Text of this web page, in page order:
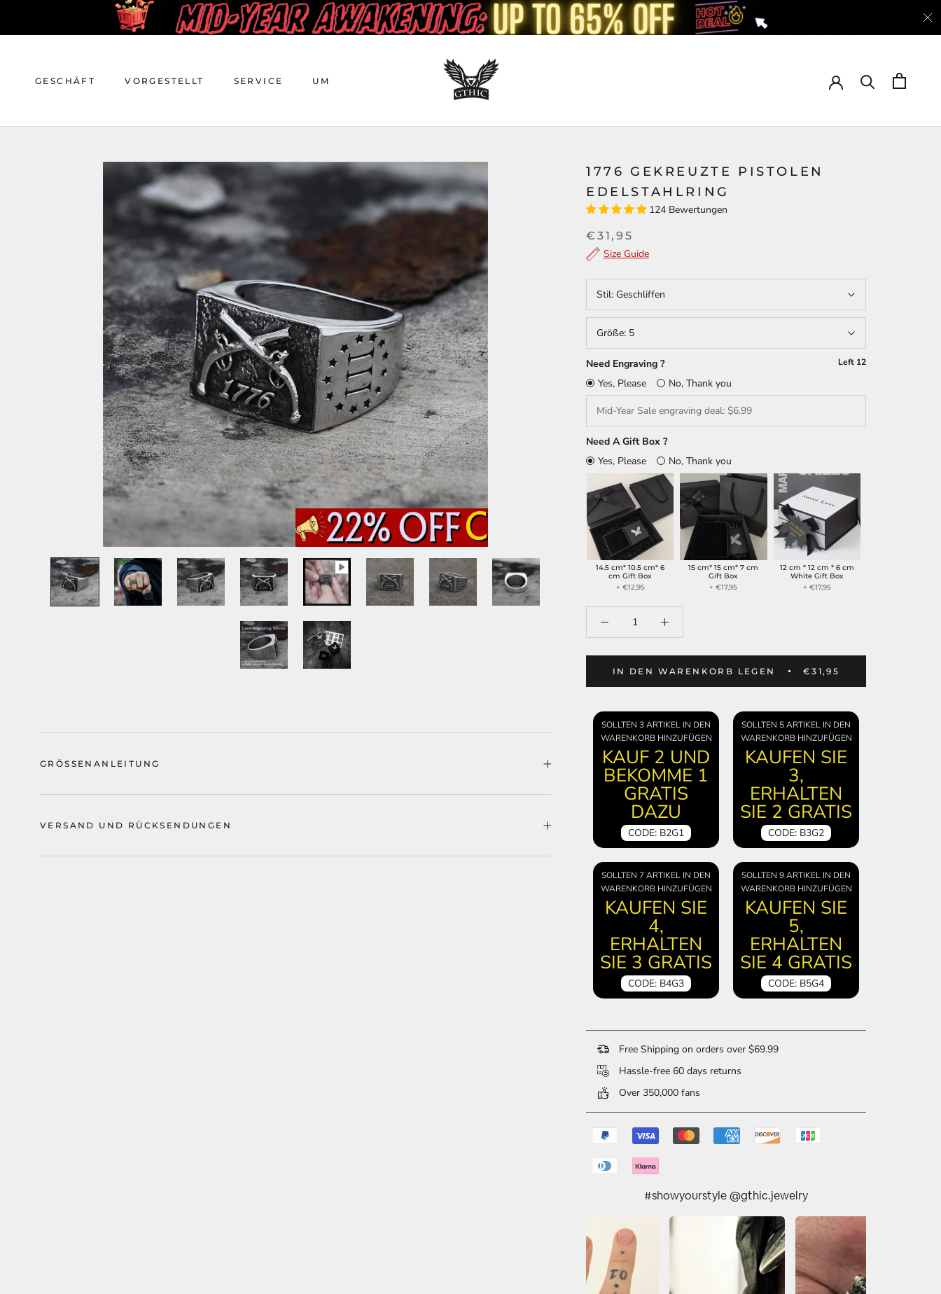
springen
GESCHÄFT VORGESTELLT SERVICE UM
1776 GEKREUZTE PISTOLEN
EDELSTAHLRING
124 Bewertungen
€31,95
Size Guide
Stil: Geschliffen
Größe: 5
Need Engraving ? Left 12
Yes, Please No, Thank you
Need A Gift Box ?
Yes, Please
No, Thank you
14.5 cm* 10.5 cm* 6
cm Gift Box
+ €12,95
15 cm* 15 cm* 7 cm
Gift Box
+ €17,95
12 cm * 12 cm * 6 cm
White Gift Box
+ €17,95
IN DEN WARENKORB LEGEN €31,95
SOLLTEN 3 ARTIKEL IN DEN
WARENKORB HINZUFÜGEN
KAUF 2 UND
BEKOMME 1
GRATIS
DAZU
CODE: B2G1
SOLLTEN 5 ARTIKEL IN DEN
WARENKORB HINZUFÜGEN
KAUFEN SIE
3,
ERHALTEN
SIE 2 GRATIS
CODE: B3G2
SOLLTEN 7 ARTIKEL IN DEN
WARENKORB HINZUFÜGEN
KAUFEN SIE
4,
ERHALTEN
SIE 3 GRATIS
CODE: B4G3
SOLLTEN 9 ARTIKEL IN DEN
WARENKORB HINZUFÜGEN
KAUFEN SIE
5,
ERHALTEN
SIE 4 GRATIS
CODE: B5G4
Free Shipping on orders over $69.99
Hassle-free 60 days returns
Over 350,000 fans
#showyourstyle @gthic.jewelry
GRÖSSENANLEITUNG
VERSAND UND RÜCKSENDUNGEN